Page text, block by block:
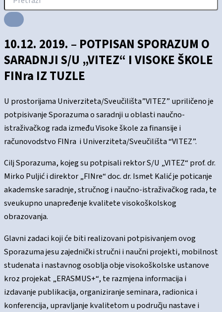
10.12. 2019. – POTPISAN SPORAZUM O
SARADNJI S/U „VITEZ“ I VISOKE ŠKOLE
FINra IZ TUZLE
U prostorijama Univerziteta/Sveučilišta”VITEZ” upriličeno je
potpisivanje Sporazuma o saradnji u oblasti naučno-
istraživačkog rada između Visoke škole za finansije i
računovodstvo FINra i Univerziteta/Sveučilišta “VITEZ”.
Cilj Sporazuma, kojeg su potpisali rektor S/U „VITEZ“ prof. dr.
Mirko Puljić i direktor „FINre“ doc. dr. Ismet Kalić je poticanje
akademske saradnje, stručnog i naučno-istraživačkog rada, te
sveukupno unapređenje kvalitete visokoškolskog
obrazovanja.
Glavni zadaci koji će biti realizovani potpisivanjem ovog
Sporazuma jesu zajednički stručni i naučni projekti, mobilnost
studenata i nastavnog osoblja obje visokoškolske ustanove
kroz projekat „ERASMUS+“, te razmjena informacija i
izdavanje publikacija, organiziranje seminara, radionica i
konferencija, upravljanje kvalitetom u području nastave i